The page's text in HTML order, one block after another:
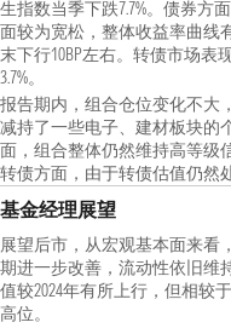
生指数当季下跌7.7%。债券方
面较为宽松，整体收益率曲线
末下行10BP左右。转债市场
3.7%。
报告期内，组合仓位变化不大
减持了一些电子、建材板块的
面，组合整体仍然维持高等级
转债方面，由于转债估值仍然
基金经理展望
展望后市，从宏观基本面来看
期进一步改善，流动性依旧维
值较2024年有所上行，但相较
高位。